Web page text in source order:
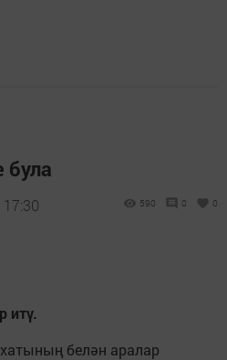
590 0 0
итү.
белән аралар